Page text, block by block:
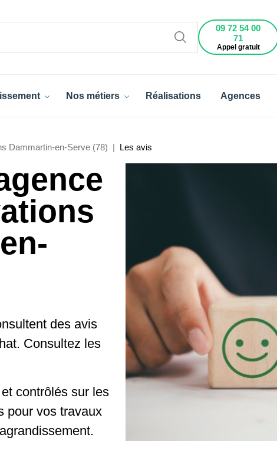
09 72 54 00
71
Appel gratuit
Nos métiers Réalisations Agences
Dammartin-en-Serve (78) Les avis
des avis
Consultez les
contrôlés sur les
pour vos travaux